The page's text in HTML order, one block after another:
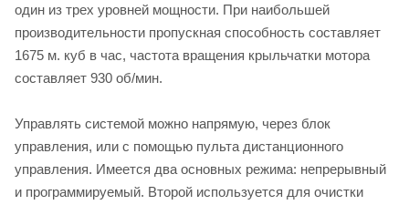
один из трех уровней мощности. При наибольшей
производительности пропускная способность составляет
1675 м. куб в час, частота вращения крыльчатки мотора
составляет 930 об/мин.
Управлять системой можно напрямую, через блок
управления, или с помощью пульта дистанционного
управления. Имеется два основных режима: непрерывный
и программируемый. Второй используется для очистки